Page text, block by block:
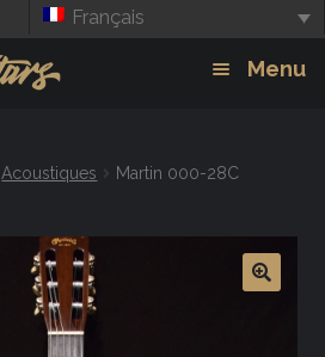
Français
Menu
Acoustiques Martin 000-28C